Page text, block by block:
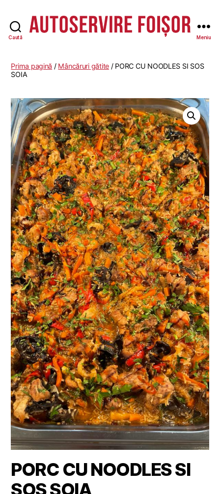
Caută Meniu
Prima pagină / Mâncăruri gătite / PORC CU NOODLES SI SOS
SOIA
PORC CU NOODLES SI
SOS SOIA